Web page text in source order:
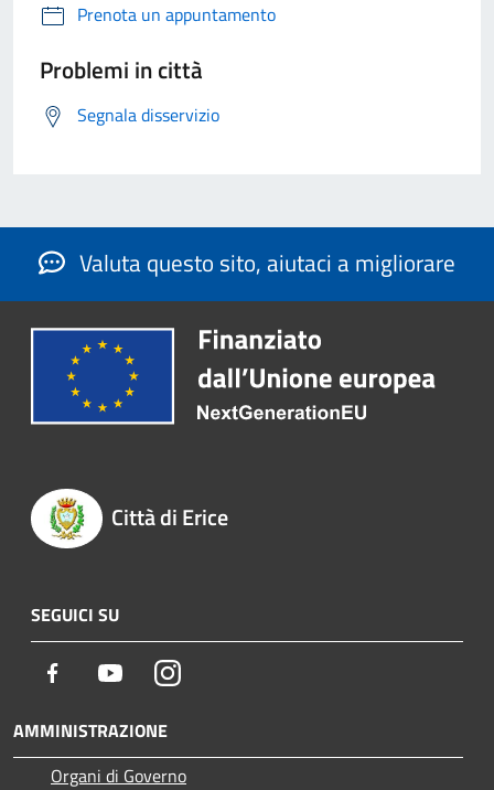
Prenota un appuntamento
Problemi in città
Segnala disservizio
Valuta questo sito, aiutaci a migliorare
Città di Erice
SEGUICI SU
Facebook YoutubeInstagram
AMMINISTRAZIONE
Organi di Governo